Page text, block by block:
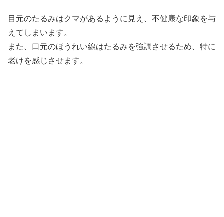
目元のたるみはクマがあるように見え、不健康な印象を与
えてしまいます。
また、口元のほうれい線はたるみを強調させるため、特に
老けを感じさせます。